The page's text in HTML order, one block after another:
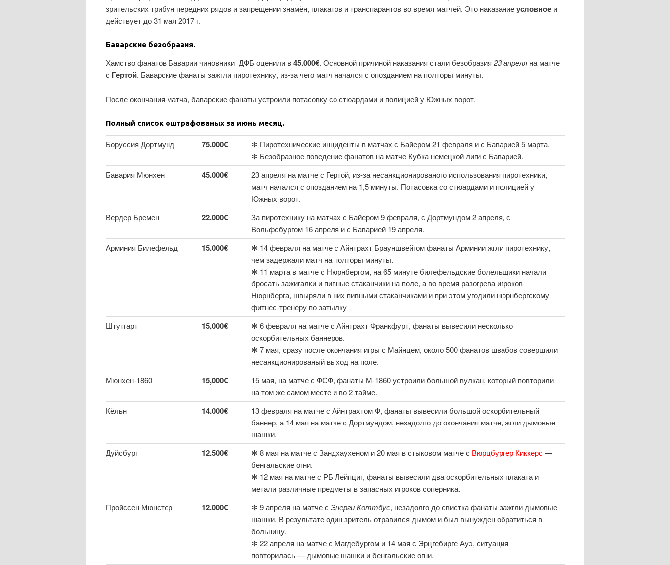
зрительских трибун передних рядов и запрещении знамён, плакатов и транспарантов во время матчей. Это наказаниеусловное и
действует до 31 мая 2017 г.
Баварские безобразия.
Хамство фанатов Баварии чиновники ДФБ оценили в45.000€. Основной причиной наказания стали безобразия 23 апреля на матче
с Гертой. Баварские фанаты зажгли пиротехнику, из-за чего матч начался с опозданием на полторы минуты.
После окончания матча, баварские фанаты устроили потасовку со стюардами и полицией у Южных ворот.
Полный список оштрафованых за июнь месяц.
Боруссия Дортмунд 75.000€
✻ Пиротехнические инциденты в матчах с Байером 21 февраля и с Баварией 5 марта.
✻ Безобразное поведение фанатов на матче Кубка немецкой лиги с Баварией.
Бавария Мюнхен
45.000€
23 апреля на матче с Гертой, из-за несанкционированого использования пиротехники,
матч начался с опозданием на 1,5 минуты. Потасовка со стюардами и полицией у
Южных ворот.
Вердер Бремен
22.000€
За пиротехнику на матчах с Байером 9 февраля, с Дортмундом 2 апреля, с
Вольфсбургом 16 апреля и с Баварией 19 апреля.
Арминия Билефельд
15.000€
✻ 14 февраля на матче с Айнтрахт Брауншвейгом фанаты Арминии жгли пиротехнику,
чем задержали матч на полторы минуты.
✻ 11 марта в матче с Нюрнбергом, на 65 минуте билефельдские болельщики начали
бросать зажигалки и пивные стаканчики на поле, а во время разогрева игроков
Нюрнберга, швыряли в них пивными стаканчиками и при этом угодили нюрнбергскому
фитнес-тренеру по затылку
Штутгарт
15,000€
✻ 6 февраля на матче с Айнтрахт Франкфурт, фанаты вывесили несколько
оскорбительных баннеров.
✻ 7 мая, сразу после окончания игры с Майнцем, около 500 фанатов швабов совершили
несанкционированый выход на поле.
Мюнхен-1860
15,000€
15 мая, на матче с ФСФ, фанаты М-1860 устроили большой вулкан, который повторили
на том же самом месте и во 2 тайме.
Кёльн
14.000€
13 февраля на матче с Айнтрахтом Ф, фанаты вывесили большой оскорбительный
баннер, а 14 мая на матче с Дортмундом, незадолго до окончания матче, жгли дымовые
шашки.
Дуйсбург
12.500€ ✻ 8 мая на матче с Зандхаухеном и 20 мая в стыковом матче с Вюрцбургер Киккерс —
бенгальские огни.
✻ 12 мая на матче с РБ Лейпциг, фанаты вывесили два оскорбительных плаката и
метали различные предметы в запасных игроков соперника.
Пройссен Мюнстер
12.000€ ✻ 9 апреля на матче с Энерги Коттбус, незадолго до свистка фанаты зажгли дымовые
шашки. В результате один зритель отравился дымом и был вынужден обратиться в
больницу.
✻ 22 апреля на матче с Магдебургом и 14 мая с Эрцгебирге Ауэ, ситуация
повторилась — дымовые шашки и бенгальские огни.